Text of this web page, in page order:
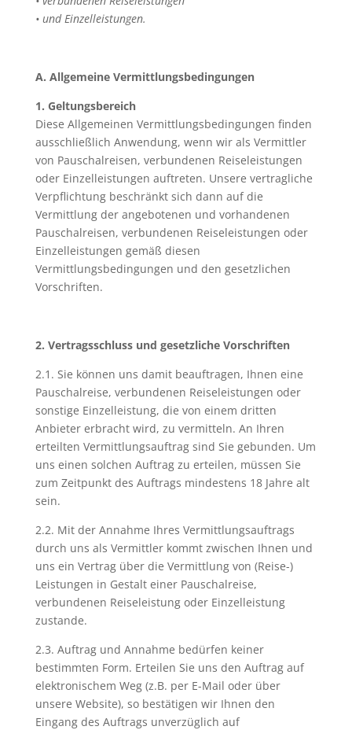
• und Einzelleistungen.
A. Allgemeine Vermittlungsbedingungen
1. Geltungsbereich
Diese Allgemeinen Vermittlungsbedingungen finden
ausschließlich Anwendung, wenn wir als Vermittler
von Pauschalreisen, verbundenen Reiseleistungen
oder Einzelleistungen auftreten. Unsere vertragliche
Verpflichtung beschränkt sich dann auf die
Vermittlung der angebotenen und vorhandenen
Pauschalreisen, verbundenen Reiseleistungen oder
Einzelleistungen gemäß diesen
Vermittlungsbedingungen und den gesetzlichen
Vorschriften.
2. Vertragsschluss und gesetzliche Vorschriften
2.1. Sie können uns damit beauftragen, Ihnen eine
Pauschalreise, verbundenen Reiseleistungen oder
sonstige Einzelleistung, die von einem dritten
Anbieter erbracht wird, zu vermitteln. An Ihren
erteilten Vermittlungsauftrag sind Sie gebunden. Um
uns einen solchen Auftrag zu erteilen, müssen Sie
zum Zeitpunkt des Auftrags mindestens 18 Jahre alt
sein.
2.2. Mit der Annahme Ihres Vermittlungsauftrags
durch uns als Vermittler kommt zwischen Ihnen und
uns ein Vertrag über die Vermittlung von (Reise-)
Leistungen in Gestalt einer Pauschalreise,
verbundenen Reiseleistung oder Einzelleistung
zustande.
2.3. Auftrag und Annahme bedürfen keiner
bestimmten Form. Erteilen Sie uns den Auftrag auf
elektronischem Weg (z.B. per E-Mail oder über
unsere Website), so bestätigen wir Ihnen den
Eingang des Auftrags unverzüglich auf